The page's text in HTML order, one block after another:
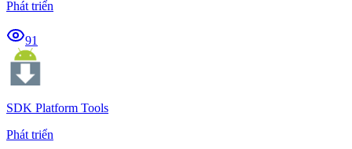
Phát triển
91
SDK Platform Tools
Phát triển